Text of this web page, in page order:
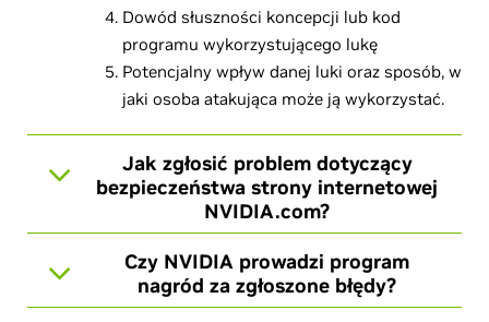
Dowód słuszności koncepcji lub kod
programu wykorzystującego lukę
Potencjalny wpływ danej luki oraz sposób, w
jaki osoba atakująca może ją wykorzystać.
Jak zgłosić problem dotyczący
bezpieczeństwa strony internetowej
NVIDIA.com?
Czy NVIDIA prowadzi program
nagród za zgłoszone błędy?